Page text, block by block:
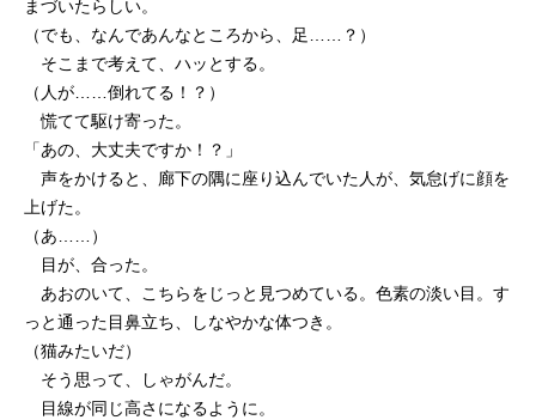
まづいたらしい。
（でも、なんであんなところから、足……？）
そこまで考えて、ハッとする。
（人が……倒れてる！？）
慌てて駆け寄った。
「あの、大丈夫ですか！？」
声をかけると、廊下の隅に座り込んでいた人が、気怠げに顔を
上げた。
（あ……）
目が、合った。
あおのいて、こちらをじっと見つめている。色素の淡い目。す
っと通った目鼻立ち、しなやかな体つき。
（猫みたいだ）
そう思って、しゃがんだ。
目線が同じ高さになるように。